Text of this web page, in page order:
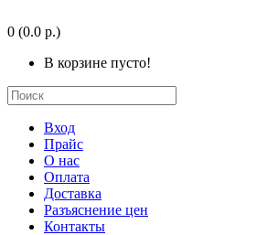
0 (0.0 р.)
В корзине пусто!
Вход
Прайс
О нас
Оплата
Доставка
Разъяснение цен
Контакты